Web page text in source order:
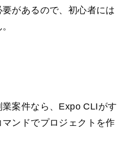
があるので、初心者には
案件なら、Expo CLIがす
ンドでプロジェクトを作